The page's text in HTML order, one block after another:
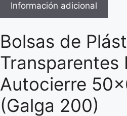
Información adicional
Bolsas de
Transparentes
Autocierre
(Galga 200)